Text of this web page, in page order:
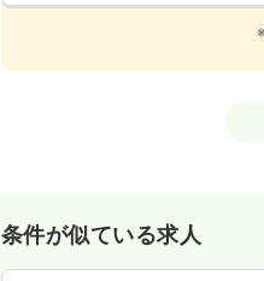
条件が似ている求人